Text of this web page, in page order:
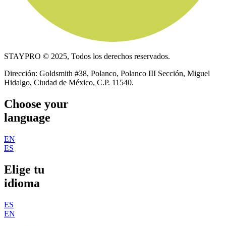
STAYPRO © 2025, Todos los derechos reservados.
Dirección: Goldsmith #38, Polanco, Polanco III Sección, Miguel
Hidalgo, Ciudad de México, C.P. 11540.
Choose your
language
EN
ES
Elige tu
idioma
ES
EN